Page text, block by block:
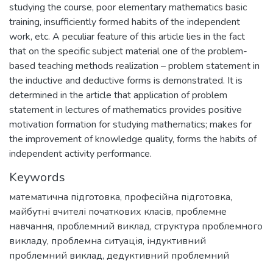
studying the course, poor elementary mathematics basic
training, insufficiently formed habits of the independent
work, etc. A peculiar feature of this article lies in the fact
that on the specific subject material one of the problem-
based teaching methods realization – problem statement in
the inductive and deductive forms is demonstrated. It is
determined in the article that application of problem
statement in lectures of mathematics provides positive
motivation formation for studying mathematics; makes for
the improvement of knowledge quality, forms the habits of
independent activity performance.
Keywords
математична підготовка, професійна підготовка,
майбутні вчителі початкових класів, проблемне
навчання, проблемний виклад, структура проблемного
викладу, проблемна ситуація, індуктивний
проблемний виклад, дедуктивний проблемний